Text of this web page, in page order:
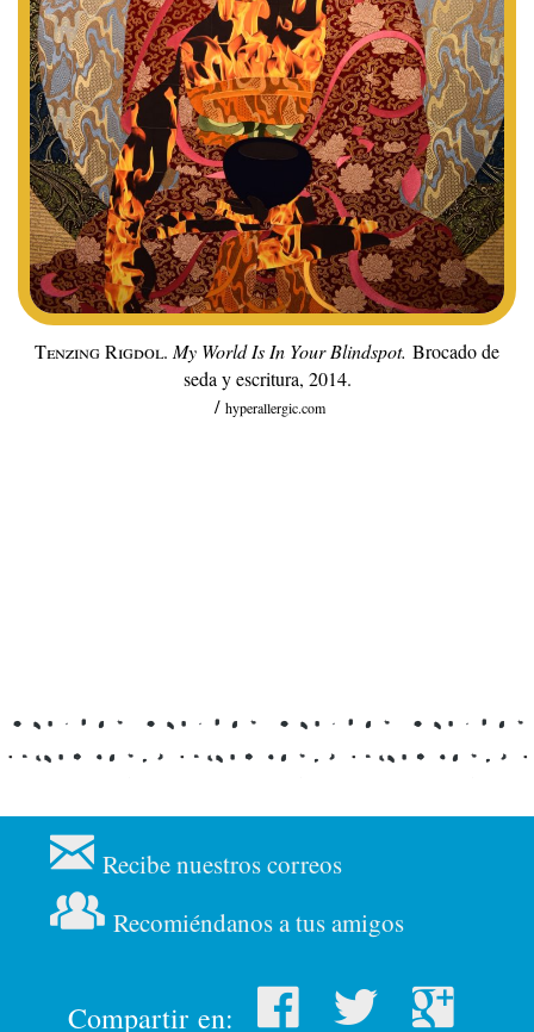
Tenzing Rigdol. My World Is In Your Blindspot. Brocado de
seda y escritura, 2014.
/ hyperallergic.com
Recibe nuestros correos
Recomiéndanos a tus amigos
Compartir en: